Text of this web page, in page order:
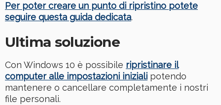
Per poter creare un punto di ripristino potete
seguire questa guida dedicata.
Ultima soluzione
Con Windows 10 è possibile ripristinare il
computer alle impostazioni iniziali potendo
mantenere o cancellare completamente i nostri
file personali.